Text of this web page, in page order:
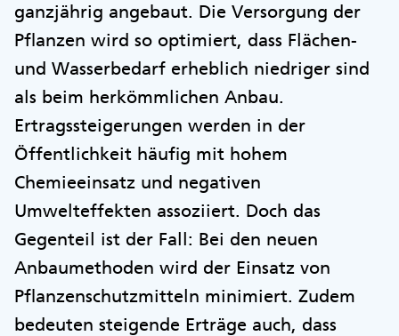
ganzjährig angebaut. Die Versorgung der
Pflanzen wird so optimiert, dass Flächen-
und Wasserbedarf erheblich niedriger sind
als beim herkömmlichen Anbau.
Ertragssteigerungen werden in der
Öffentlichkeit häufig mit hohem
Chemieeinsatz und negativen
Umwelteffekten assoziiert. Doch das
Gegenteil ist der Fall: Bei den neuen
Anbaumethoden wird der Einsatz von
Pflanzenschutzmitteln minimiert. Zudem
bedeuten steigende Erträge auch, dass